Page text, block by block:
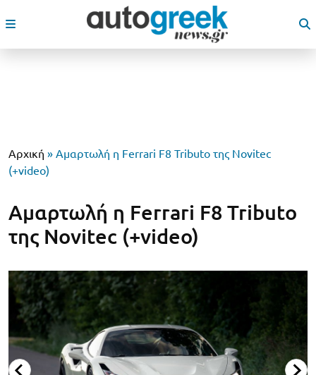
Αρχική » Αμαρτωλή η Ferrari F8 Tributo της Novitec
(+video)
Αμαρτωλή η Ferrari F8 Tributo
της Novitec (+video)